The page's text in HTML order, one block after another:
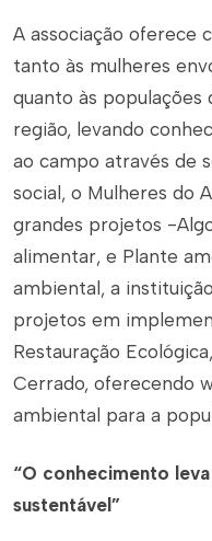
A associação oferece
tanto às mulheres
quanto às populações
região, levando
ao campo através de
social, o Mulheres do
grandes projetos -
alimentar, e Plante
ambiental, a
projetos em
Restauração
Cerrado, oferecendo
ambiental para a
“O conhecimento
sustentável”